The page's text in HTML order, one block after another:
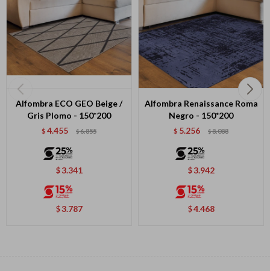
Alfombra ECO GEO Beige /
Gris Plomo - 150*200
$ 4.455 $6.855
$3.341
$3.787
Alfombra Renaissance Roma
Negro - 150*200
$ 5.256 $8.088
$3.942
$4.468
Continuar